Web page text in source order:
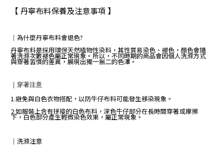
【 丹寧布料保養及注意事項 】
｜ 為什麼丹寧布料會退色?
丹寧布料是採用環保天然植物性染料，其性質易染色、褪色，顏色會隨
著洗滌次數褪色屬正常現象。所以，不同時期的商品會因個人洗滌方式
與穿著習慣的差異，展現出獨一無二的色澤。
｜ 穿著注意
1.避免與白色衣物搭配，以防牛仔布料可能發生移染現象。
2.如服裝上含有拼接的白色布料，深色牛仔部分在長時間穿著或摩擦
下，白色部分產生輕微染色效果，屬正常現象。
｜ 洗滌注意